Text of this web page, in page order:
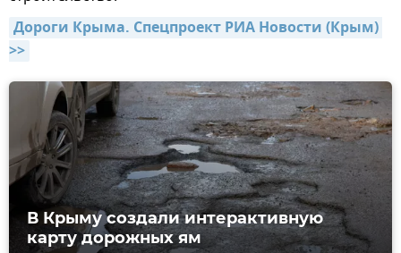
Дороги Крыма. Спецпроект РИА Новости (Крым)
>>
В Крыму создали интерактивную
карту дорожных ям